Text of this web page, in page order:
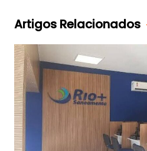
Post
Artigos Relacionados